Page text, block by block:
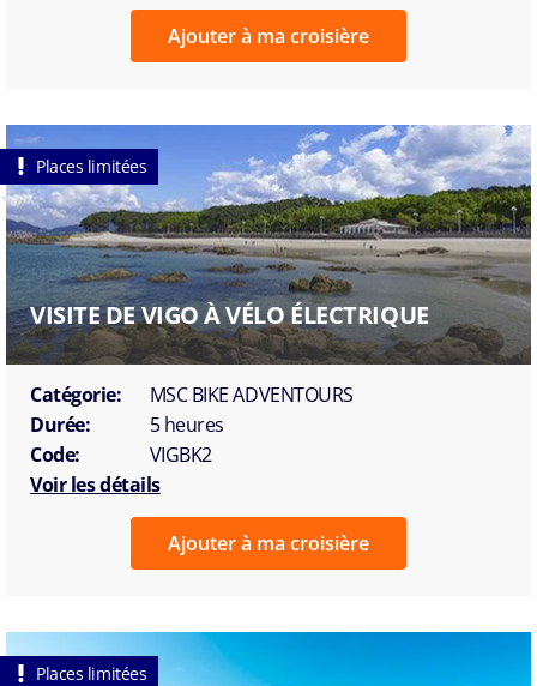
Ajouter à ma croisière
Places limitées
VISITE DE VIGO À VÉLO ÉLECTRIQUE
Catégorie:
MSC BIKE ADVENTOURS
Durée:
5 heures
Code:
VIGBK2
Voir les détails
Ajouter à ma croisière
Places limitées